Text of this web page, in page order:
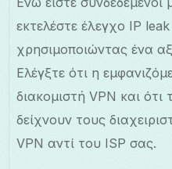
εκτελέστε έλεγχο IP
χρησιμοποιώντας ένα
Ελέγξτε ότι η
διακομιστή VPN και
δείχνουν τους
VPN αντί του ISP σας.